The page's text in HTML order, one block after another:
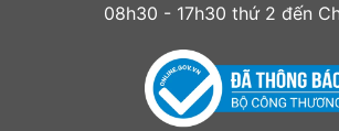
08h30 - 17h30 thứ 2 đến